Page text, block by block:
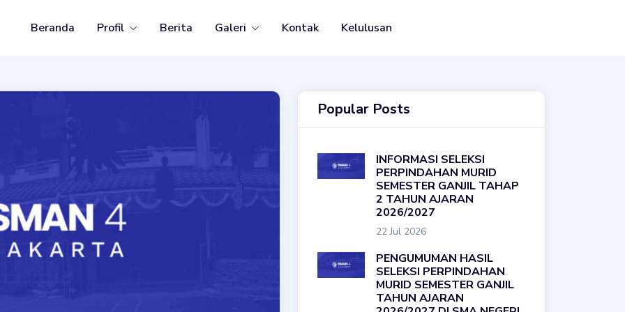
Beranda Profil Berita Galeri Kontak Kelulusan
Popular Posts
INFORMASI SELEKSI
PERPINDAHAN MURID
SEMESTER GANJIL TAHAP
2 TAHUN AJARAN
2026/2027
22 Jul 2026
PENGUMUMAN HASIL
SELEKSI PERPINDAHAN
MURID SEMESTER GANJIL
TAHUN AJARAN